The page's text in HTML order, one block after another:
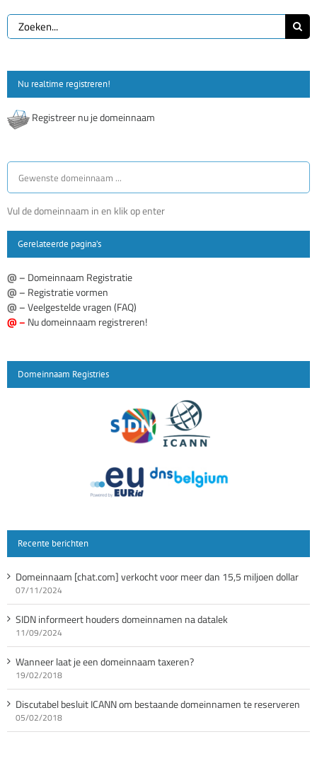
Zoeken
naar:
Nu realtime registreren!
Registreer nu je domeinnaam
Vul de domeinnaam in en klik op enter
Gerelateerde pagina’s
@ – Domeinnaam Registratie
@ – Registratie vormen
@ –Veelgestelde vragen (FAQ)
@ – Nu domeinnaam registreren!
Domeinnaam Registries
Recente berichten
Domeinnaam [chat.com] verkocht voor meer dan 15,5 miljoen dollar
07/11/2024
SIDN informeert houders domeinnamen na datalek
11/09/2024
Wanneer laat je een domeinnaam taxeren?
19/02/2018
Discutabel besluit ICANN om bestaande domeinnamen te reserveren
05/02/2018